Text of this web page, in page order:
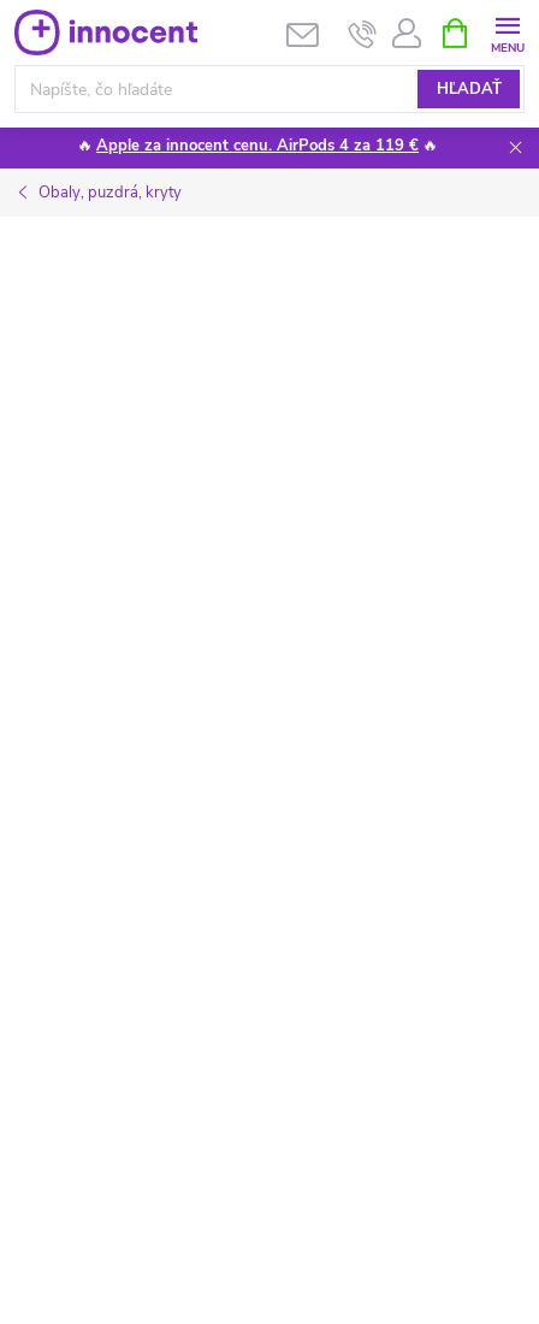
Prejsť
na
obsah
HĽADAŤ
KOŠÍK
🔥 Apple za innocent cenu. AirPods 4 za 119 € 🔥
Obaly, puzdrá, kryty